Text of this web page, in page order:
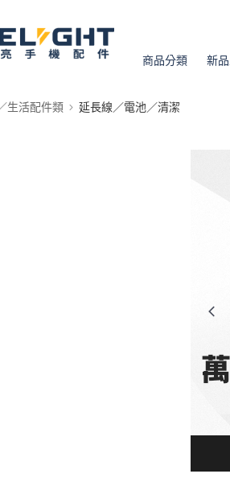
商品分類 新
生活配件類 延長線／電池／清潔